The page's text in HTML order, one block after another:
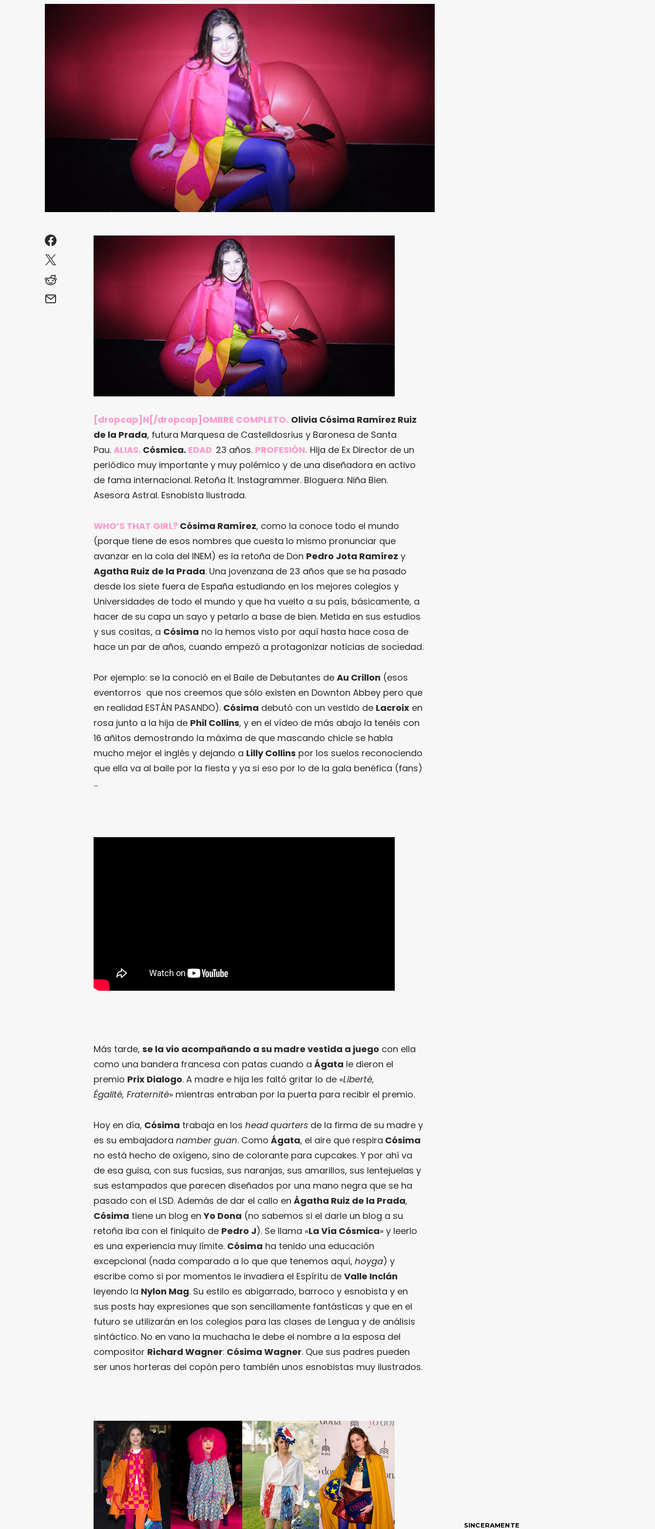
[dropcap]N[/dropcap]OMBRE COMPLETO. Olivia Cósima Ramírez Ruiz
de la Prada, futura Marquesa de Castelldosrius y Baronesa de Santa
Pau. ALIAS. Cósmica. EDAD. 23 años. PROFESIÓN. Hija de Ex Director de un
periódico muy importante y muy polémico y de una diseñadora en activo
de fama internacional. Retoña It. Instagrammer. Bloguera. Niña Bien.
Asesora Astral. Esnobista Ilustrada.
WHO’S THAT GIRL? Cósima Ramírez, como la conoce todo el mundo
(porque tiene de esos nombres que cuesta lo mismo pronunciar que
avanzar en la cola del INEM) es la retoña de Don Pedro Jota Ramírez y
Agatha Ruiz de la Prada. Una jovenzana de 23 años que se ha pasado
desde los siete fuera de España estudiando en los mejores colegios y
Universidades de todo el mundo y que ha vuelto a su país, básicamente, a
hacer de su capa un sayo y petarlo a base de bien. Metida en sus estudios
y sus cositas, a Cósima no la hemos visto por aquí hasta hace cosa de
hace un par de años, cuando empezó a protagonizar noticias de sociedad.
Por ejemplo: se la conoció en el Baile de Debutantes de Au Crillon (esos
eventorros que nos creemos que sólo existen en Downton Abbey pero que
en realidad ESTÁN PASANDO). Cósima debutó con un vestido de Lacroix en
rosa junto a la hija de Phil Collins, y en el vídeo de más abajo la tenéis con
16 añitos demostrando la máxima de que mascando chicle se habla
mucho mejor el inglés y dejando a Lilly Collins por los suelos reconociendo
que ella va al baile por la fiesta y ya si eso por lo de la gala benéfica (fans)
…
Más tarde, se la vio acompañando a su madre vestida a juego con ella
como una bandera francesa con patas cuando a Ágata le dieron el
premio Prix Dialogo. A madre e hija les faltó gritar lo de «Liberté,
Égalité, Fraternité» mientras entraban por la puerta para recibir el premio.
Hoy en día, Cósima trabaja en los head quarters de la firma de su madre y
es su embajadora namber guan. Como Ágata, el aire que respira Cósima
no está hecho de oxígeno, sino de colorante para cupcakes. Y por ahí va
de esa guisa, con sus fucsias, sus naranjas, sus amarillos, sus lentejuelas y
sus estampados que parecen diseñados por una mano negra que se ha
pasado con el LSD. Además de dar el callo en Ágatha Ruiz de la Prada,
Cósima tiene un blog enYo Dona (no sabemos si el darle un blog a su
retoña iba con el finiquito de Pedro J). Se llama «La Vía Cósmica» y leerlo
es una experiencia muy límite. Cósima ha tenido una educación
excepcional (nada comparado a lo que que tenemos aquí, hoyga) y
escribe como si por momentos le invadiera el Espíritu de Valle Inclán
leyendo la Nylon Mag. Su estilo es abigarrado, barroco y esnobista y en
sus posts hay expresiones que son sencillamente fantásticas y que en el
futuro se utilizarán en los colegios para las clases de Lengua y de análisis
sintáctico. No en vano la muchacha le debe el nombre a la esposa del
compositor Richard Wagner: Cósima Wagner. Que sus padres pueden
ser unos horteras del copón pero también unos esnobistas muy ilustrados.
SINCERAMENTE